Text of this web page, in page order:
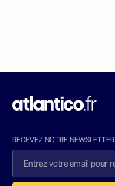
RECEVEZ NOTRE NEWSLETTER